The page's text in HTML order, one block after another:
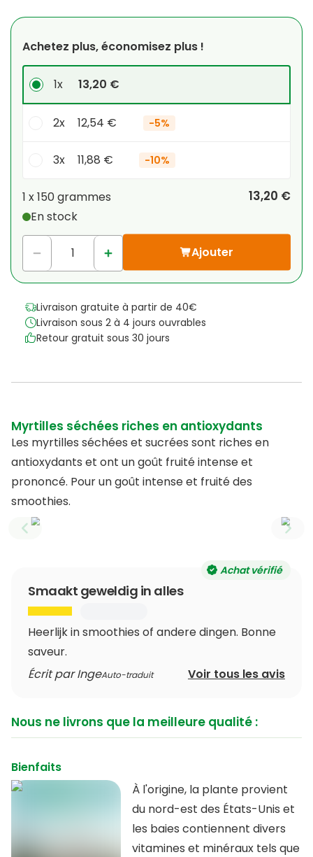
Achetez plus, économisez plus !
1x 13,20 €
2x 12,54 € -5%
3x 11,88 € -10%
1x 0,00 €
1 x150 grammes
En stock
13,20 €
Ajouter
Livraison gratuite à partir de 40€
Livraison sous 2 à 4 jours ouvrables
Retour gratuit sous 30 jours
Myrtilles séchées riches en antioxydants
Les myrtilles séchées et sucrées sont riches en
antioxydants et ont un goût fruité intense et
prononcé. Pour un goût intense et fruité des
smoothies.
Previous slide
Achat vérifié
Smaakt geweldig in alles
Heerlijk in smoothies of andere dingen. Bonne
saveur.
Écrit par IngeAuto-traduit Voir tous les avis
Nous ne livrons que la meilleure qualité :
Bienfaits
À l'origine, la plante provient
du nord-est des États-Unis et
les baies contiennent divers
vitamines et minéraux tels que